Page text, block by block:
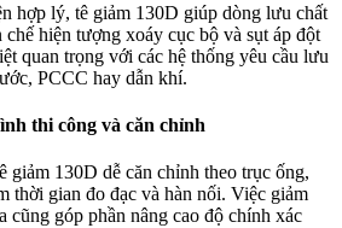
hợp lý, tê giảm 130D giúp dòng lưu chất
hiện tượng xoáy cục bộ và sụt áp đột
quan trọng với các hệ thống yêu cầu lưu
PCCC hay dẫn khí.
thi công và căn chỉnh
giảm 130D dễ căn chỉnh theo trục ống,
thời gian đo đạc và hàn nối. Việc giảm
cũng góp phần nâng cao độ chính xác